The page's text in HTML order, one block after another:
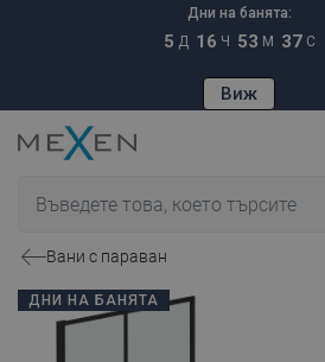
Дни на банята:
5 Д 16 Ч 53 М 36 С
Виж
Вани с параван
ДНИ НА БАНЯТА